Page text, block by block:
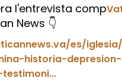
l'entrevista comp
News 👇
es/
historia-